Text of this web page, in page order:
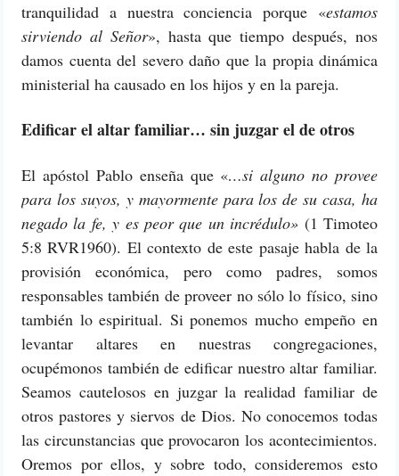
tranquilidad a nuestra conciencia porque «estamos
sirviendo al Señor», hasta que tiempo después, nos
damos cuenta del severo daño que la propia dinámica
ministerial ha causado en los hijos y en la pareja.
Edificar el altar familiar… sin juzgar el de otros
El apóstol Pablo enseña que «…si alguno no provee
para los suyos, y mayormente para los de su casa, ha
negado la fe, y es peor que un incrédulo» (1 Timoteo
5:8 RVR1960). El contexto de este pasaje habla de la
provisión económica, pero como padres, somos
responsables también de proveer no sólo lo físico, sino
también lo espiritual. Si ponemos mucho empeño en
levantar altares en nuestras congregaciones,
ocupémonos también de edificar nuestro altar familiar.
Seamos cautelosos en juzgar la realidad familiar de
otros pastores y siervos de Dios. No conocemos todas
las circunstancias que provocaron los acontecimientos.
Oremos por ellos, y sobre todo, consideremos esto